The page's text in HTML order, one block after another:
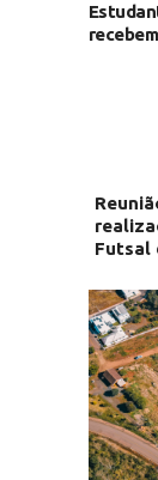
Futsal